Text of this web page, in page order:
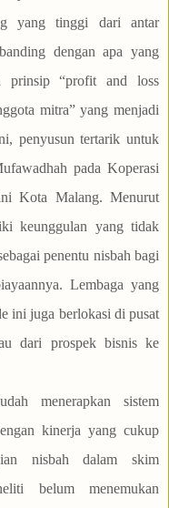
yang tinggi dari antar
dengan apa yang
prinsip “profit and loss
mitra” yang menjadi
penyusun tertarik untuk
pada Koperasi
Kota Malang. Menurut
keunggulan yang tidak
penentu nisbah bagi
Lembaga yang
ini juga berlokasi di pusat
dari prospek bisnis ke
menerapkan sistem
kinerja yang cukup
nisbah dalam skim
belum menemukan